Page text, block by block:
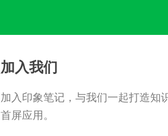
加入我们
加入印象笔记，与我们一起打造知
首屏应用。